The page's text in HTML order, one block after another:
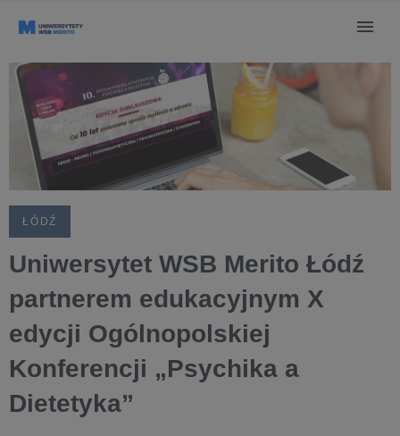
ŁÓDŹ
Uniwersytet WSB Merito Łódź
partnerem edukacyjnym X
edycji Ogólnopolskiej
Konferencji „Psychika a
Dietetyka”